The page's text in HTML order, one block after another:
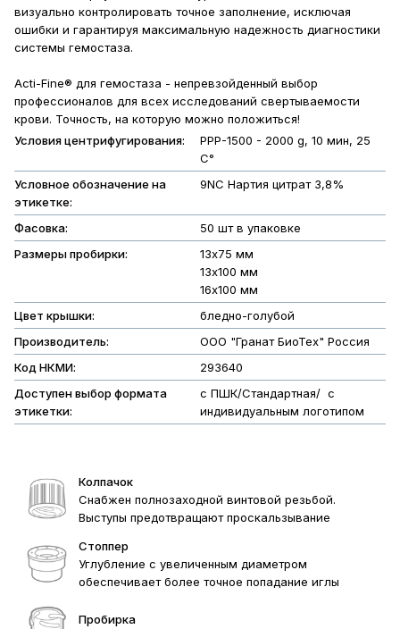
визуально контролировать точное заполнение, исключая
ошибки и гарантируя максимальную надежность диагностики
системы гемостаза.
Acti-Fine® для гемостаза - непревзойденный выбор
профессионалов для всех исследований свертываемости
крови. Точность, на которую можно положиться!
Условия центрифугирования:
РРР-1500 - 2000 g, 10 мин, 25
С°
Условное обозначение на
этикетке:
9NC Нартия цитрат 3,8%
Фасовка:
50 шт в упаковке
Размеры пробирки:
13х75 мм
13х100 мм
16х100 мм
Цвет крышки:
бледно-голубой
Производитель:
ООО "Гранат БиоТех" Россия
Код НКМИ:
293640
Доступен выбор формата
этикетки:
с ПШК/Стандартная/ с
индивидуальным логотипом
Колпачок
Снабжен полнозаходной винтовой резьбой.
Выступы предотвращают проскальзывание
Стоппер
Углубление с увеличенным диаметром
обеспечивает более точное попадание иглы
Пробирка